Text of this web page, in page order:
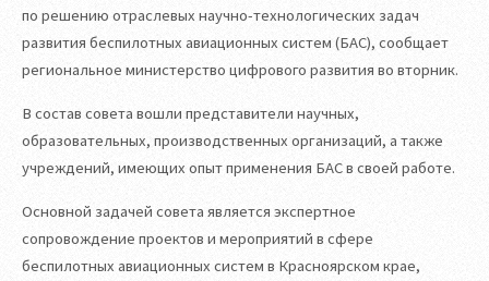
по решению отраслевых научно-технологических задач
развития беспилотных авиационных систем (БАС), сообщает
региональное министерство цифрового развития во вторник.
В состав совета вошли представители научных,
образовательных, производственных организаций, а также
учреждений, имеющих опыт применения БАС в своей работе.
Основной задачей совета является экспертное
сопровождение проектов и мероприятий в сфере
беспилотных авиационных систем в Красноярском крае,